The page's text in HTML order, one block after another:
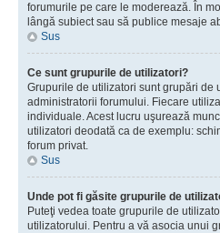
forumurile pe care le moderează. În
lângă subiect sau să publice mesaje
Sus
Ce sunt grupurile de utilizatori?
Grupurile de utilizatori sunt grupări de
administratorii forumului. Fiecare
individuale. Acest lucru uşurează
utilizatori deodată ca de exemplu:
forum privat.
Sus
Unde pot fi găsite grupurile de
Puteţi vedea toate grupurile de
utilizatorului. Pentru a vă asocia unui